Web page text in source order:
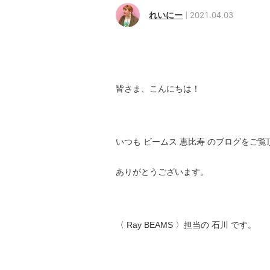
れいにー 2021.04.03
皆さま、こんにちは！
いつも ビームス 恵比寿 のブログをご覧
ありがとうございます。
〈 Ray BEAMS 〉担当の 石川 です。